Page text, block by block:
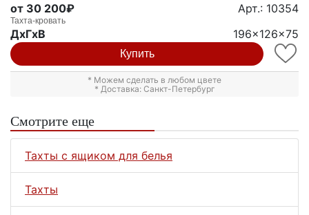
от 30 200₽ Арт.: 10354
Тахта-кровать
ДxГxВ 196x126x75
Купить
* Можем сделать в любом цвете
* Доставка: Санкт-Петербург
Смотрите еще
Тахты с ящиком для белья
Тахты